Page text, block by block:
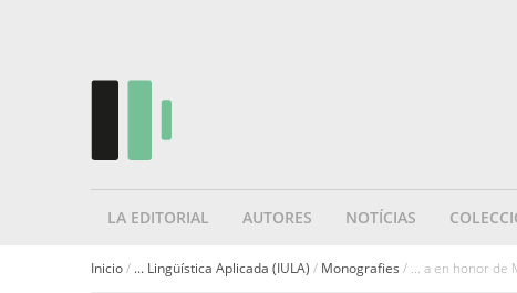
LA EDITORIAL AUTORES NOTÍCIAS
Inicio/ ... Lingüística Aplicada (IULA) / Monografies / ... a en honor de